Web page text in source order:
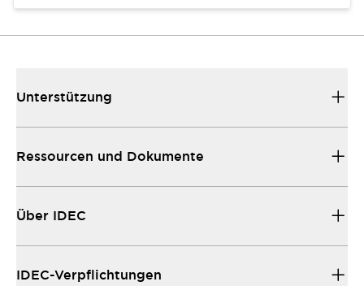
Unterstützung
Ressourcen und Dokumente
Über IDEC
IDEC-Verpflichtungen